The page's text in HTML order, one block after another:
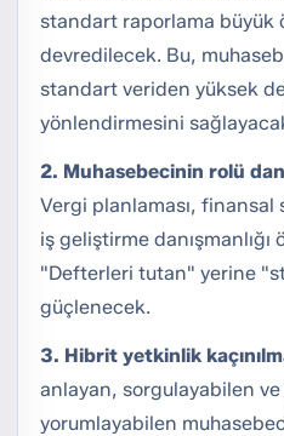
standart raporlama büyük
devredilecek. Bu,
standart veriden yüksek
yönlendirmesini
2. Muhasebecinin rolü
Vergi planlaması,
iş geliştirme danışmanlığı
"Defterleri tutan" yerine
güçlenecek.
3. Hibrit yetkinlik
anlayan, sorgulayabilen ve
yorumlayabilen